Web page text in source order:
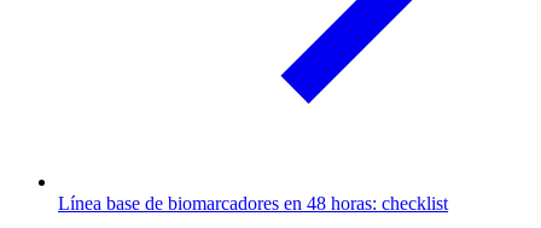
Línea base de biomarcadores en 48 horas: checklist